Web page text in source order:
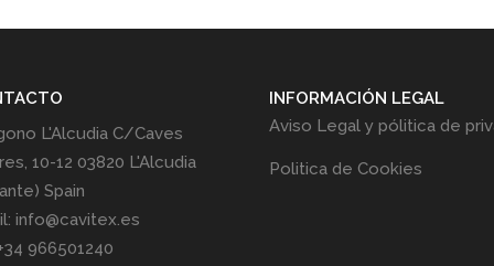
L'Alcudia C/Caves
10-12 03820 L'Alcudia
Spain
info@cavitex.es
966501240
INFORMACIÓN LEGAL
Aviso Legal y pólitica de
Politica de Cookies